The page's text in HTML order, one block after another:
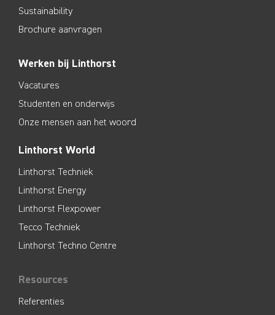
Sustainability
Brochure aanvragen
Werken bij Linthorst
Vacatures
Studenten en onderwijs
Onze mensen aan het woord
Linthorst World
Linthorst Techniek
Linthorst Energy
Linthorst Flexpower
Tecco Techniek
Linthorst Techno Centre
Resources
Referenties